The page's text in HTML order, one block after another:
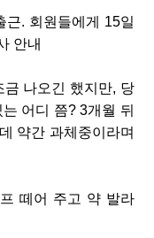
근. 회원들에게 15일
안내
금 나오긴 했지만, 당
어디 쯤? 3개월 뒤
약간 과체중이라며
떼어 주고 약 발라